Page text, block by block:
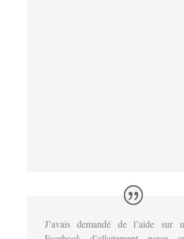
J’avais demandé de l’aide sur